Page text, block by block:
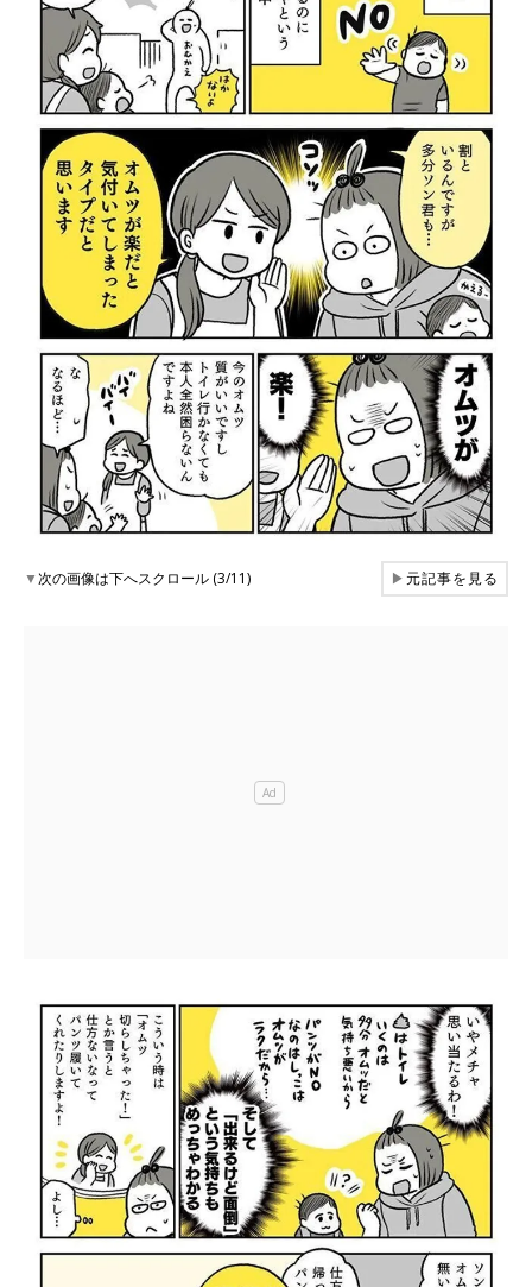
▼次の画像は下へスクロール (3/11) ▶元記事を見る